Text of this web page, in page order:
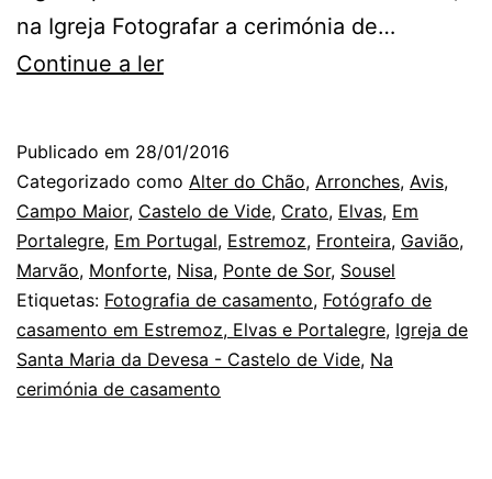
na Igreja Fotografar a cerimónia de…
Continue a lerO
Noivos
e
o
Fotógrafo
de
Casamento
Publicado em 28/01/2016
Categorizado como Alter do Chão, Arronches, Avis,
Campo Maior, Castelo de Vide, Crato, Elvas, Em
Portalegre, Em Portugal, Estremoz, Fronteira, Gavião,
Marvão, Monforte, Nisa, Ponte de Sor, Sousel
Etiquetas: Fotografia de casamento, Fotógrafo de
casamento em Estremoz, Elvas e Portalegre, Igreja de
Santa Maria da Devesa - Castelo de Vide, Na
cerimónia de casamento